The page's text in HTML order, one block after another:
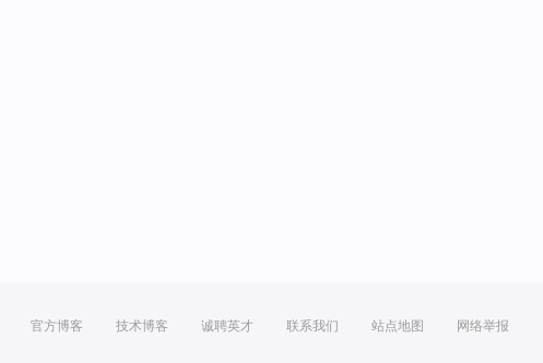
官方博客 技术博客 诚聘英才 联系我们 站点地图 网络举报